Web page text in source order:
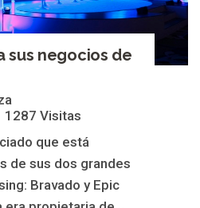
sus negocios de
1287 Visitas
que está
de sus dos grandes
Bravado y Epic